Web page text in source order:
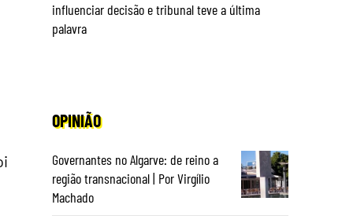
influenciar decisão e tribunal teve a última
palavra
OPINIÃO
Governantes no Algarve: de reino a
região transnacional | Por Virgílio
Machado